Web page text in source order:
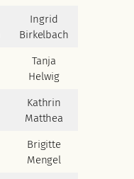
Ingrid
Birkelbach
Tanja
Helwig
Kathrin
Matthea
Brigitte
Mengel